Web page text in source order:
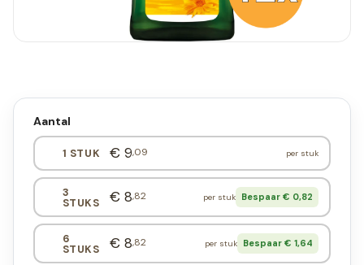
Aantal
1 STUK € 9,09 per stuk
3
STUKS € 8,82 per stuk Bespaar € 0,82
6
STUKS € 8,82 per stuk Bespaar € 1,64